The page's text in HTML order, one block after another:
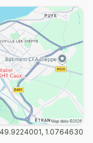
1.0764630